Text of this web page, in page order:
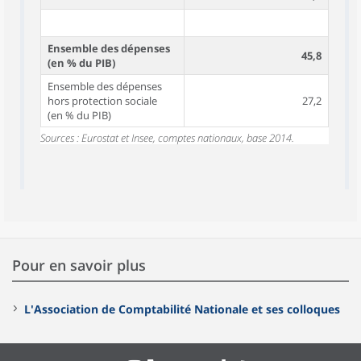
Ensemble des dépenses
(en % du PIB)
45,8
Ensemble des dépenses
hors protection sociale
(en % du PIB)
27,2
Sources : Eurostat et Insee, comptes nationaux, base 2014.
Pour en savoir plus
L'Association de Comptabilité Nationale et ses colloques